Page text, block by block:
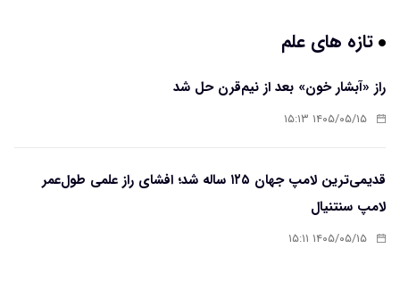
تازه های علم
راز «آبشار خون» بعد از نیم‌قرن حل شد
۱۴۰۵/۰۵/۱۵ ۱۵:۱۳
قدیمی‌ترین لامپ جهان ۱۲۵ ساله شد؛ افشای راز علمی طول‌عمر
لامپ سنتنیال
۱۴۰۵/۰۵/۱۵ ۱۵:۱۱